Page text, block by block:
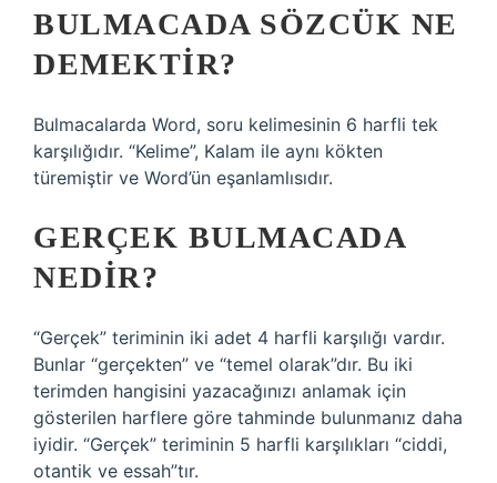
BULMACADA SÖZCÜK NE
DEMEKTIR?
Bulmacalarda Word, soru kelimesinin 6 harfli tek
karşılığıdır. “Kelime”, Kalam ile aynı kökten
türemiştir ve Word’ün eşanlamlısıdır.
GERÇEK BULMACADA
NEDIR?
“Gerçek” teriminin iki adet 4 harfli karşılığı vardır.
Bunlar “gerçekten” ve “temel olarak”dır. Bu iki
terimden hangisini yazacağınızı anlamak için
gösterilen harflere göre tahminde bulunmanız daha
iyidir. “Gerçek” teriminin 5 harfli karşılıkları “ciddi,
otantik ve essah”tır.